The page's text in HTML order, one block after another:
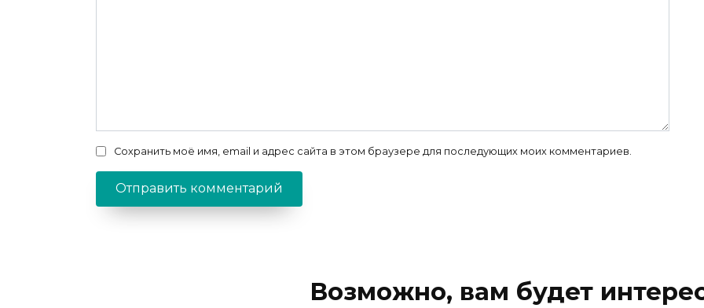
Сохранить моё имя, email и адрес сайта в этом браузере для последующих моих комментариев.
Возможно, вам будет